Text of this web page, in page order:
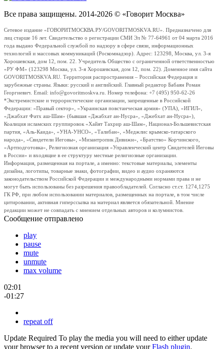
Все права защищены. 2014-2026 © «Говорит Москва»
Сетевое издание «ГОВОРИТМОСКВА.РУ/GOVORITMOSKVA.RU». Предназначено для
лиц старше 16 лет. Свидетельство о регистрации СМИ Эл № 77-64961 от 04 марта 2016
года выдано Федеральной службой по надзору в сфере связи, информационных
технологий и массовых коммуникаций (Роскомнадзор). Адрес: 123298, Москва, ул. 3-я
Хорошевская, дом 12, пом. 22. Учредитель Общество с ограниченной ответственностью
«РУ ФМ» (123298 Москва, ул. 3-я Хорошевская, дом 12, пом. 22). Доменное имя сайта
GOVORITMOSKVA.RU. Территория распространения – Российская Федерация и
зарубежные страны. Языки: русский и английский. Главный редактор Бабаян Роман
Георгиевич. Email: info@govoritmoskva.ru. Номер телефона: +7 (495) 950-62-26
*Экстремистские и террористические организации, запрещенные в Российской
Федерации: «Правый сектор», «Украинская повстанческая армия» (УПА), «ИГИЛ»,
«Джабхат Фатх аш-Шам» (бывшая «Джабхат ан-Нусра», «Джебхат ан-Нусра»),
Коалиция исламских группировок «Хайят Тахрир аш-Шам», Национал-Большевистская
партия, «Аль-Каида», «УНА-УНСО», «Талибан», «Меджлис крымско-татарского
народа», «Свидетели Иеговы», «Мизантропик Дивижн», «Братство» Корчинского,
«Артподготовка», Религиозная организация «Управленческий центр Свидетелей Иеговы
в России» и входящие в ее структуру местные религиозные организации.
Информация, размещенная на портале, а именно: текстовые материалы, элементы
дизайна, логотипы, товарные знаки, фотографии, видео и аудио охраняются
законодательством Российской Федерации и международными нормами права и не
могут быть использованы без разрешения правообладателей. Согласно ст.ст. 1274,1275
ГК РФ, при любом использовании материалов, размещенных на портале, в том числе
цитировании, активная гиперссылка на материал является обязательной. Мнение
редакции может не совпадать с мнением отдельных авторов и колумнистов.
Сообщение отправлено
play
pause
mute
unmute
max volume
02:01
-01:27
repeat off
Update Required To play the media you will need to either update
your browser to a recent version or update yourFlash plugin.